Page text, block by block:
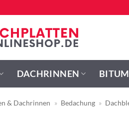
DACHRINNEN
& Dachrinnen » Bedachung »